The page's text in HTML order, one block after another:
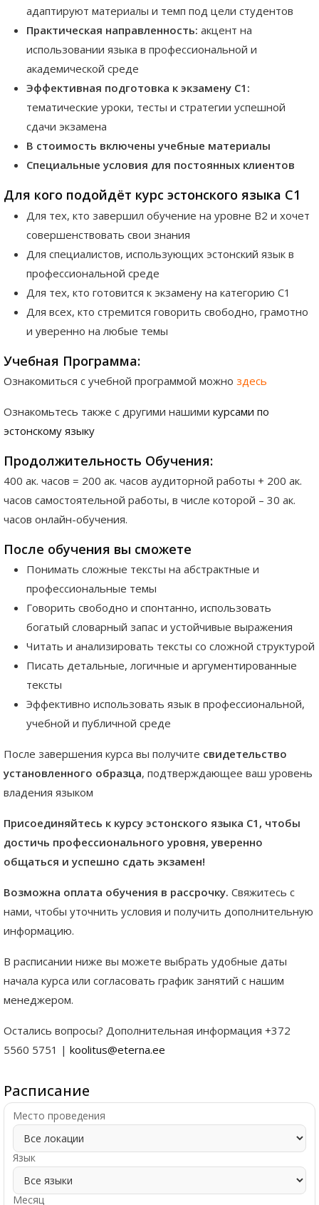
адаптируют материалы и темп под цели студентов
Практическая направленность: акцент на
использовании языка в профессиональной и
академической среде
Эффективная подготовка к экзамену C1:
тематические уроки, тесты и стратегии успешной
сдачи экзамена
В стоимость включены учебные материалы
Специальные условия для постоянных клиентов
Для кого подойдёт курс эстонского языка C1
Для тех, кто завершил обучение на уровне B2 и хочет
совершенствовать свои знания
Для специалистов, использующих эстонский язык в
профессиональной среде
Для тех, кто готовится к экзамену на категорию C1
Для всех, кто стремится говорить свободно, грамотно
и уверенно на любые темы
Учебная Программа:
Ознакомиться с учебной программой можно здесь
Ознакомьтесь также с другими нашими курсами по
эстонскому языку
Продолжительность Обучения:
400 ак. часов = 200 ак. часов аудиторной работы + 200 ак.
часов самостоятельной работы, в числе которой – 30 ак.
часов онлайн-обучения.
После обучения вы сможете
Понимать сложные тексты на абстрактные и
профессиональные темы
Говорить свободно и спонтанно, использовать
богатый словарный запас и устойчивые выражения
Читать и анализировать тексты со сложной структурой
Писать детальные, логичные и аргументированные
тексты
Эффективно использовать язык в профессиональной,
учебной и публичной среде
После завершения курса вы получите свидетельство
установленного образца, подтверждающее ваш уровень
владения языком
Присоединяйтесь к курсу эстонского языка C1, чтобы
достичь профессионального уровня, уверенно
общаться и успешно сдать экзамен!
Возможна оплата обучения в рассрочку. Свяжитесь с
нами, чтобы уточнить условия и получить дополнительную
информацию.
В расписании ниже вы можете выбрать удобные даты
начала курса или согласовать график занятий с нашим
менеджером.
Остались вопросы? Дополнительная информация +372
5560 5751 | koolitus@eterna.ee
Расписание
Место проведения
Язык
Месяц